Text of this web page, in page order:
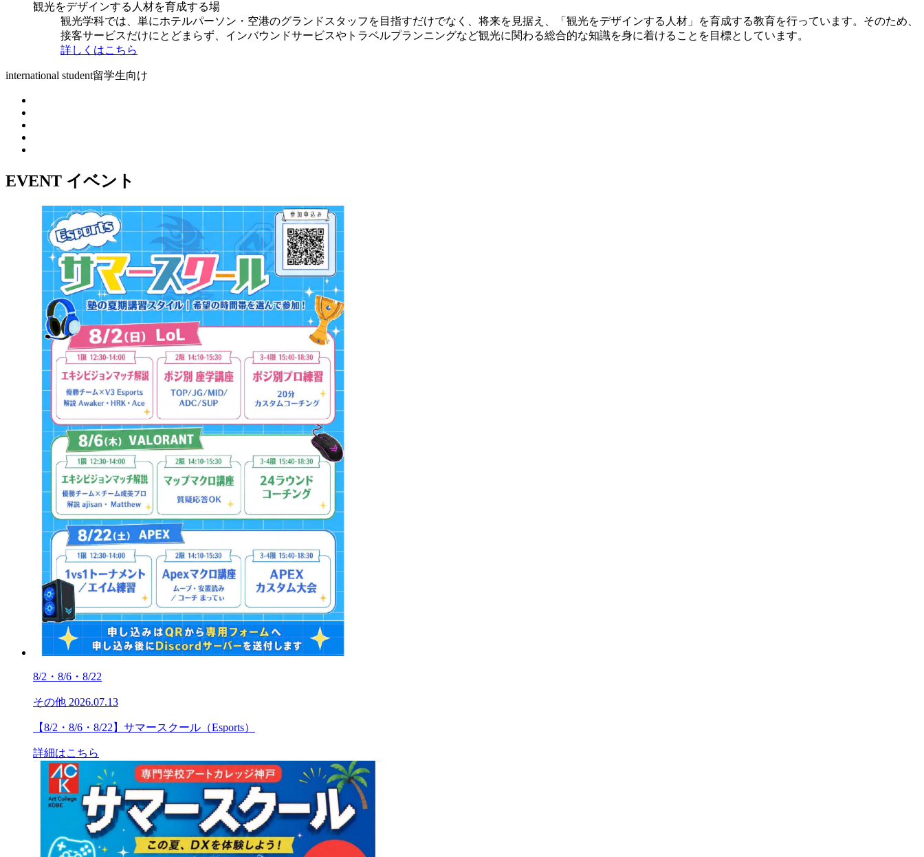
観光をデザインする人材を育成する場
観光学科では、単にホテルパーソン・空港のグランドスタッフを目指すだけでなく、将来を見据え、「観光をデザインする人材」を育成する教育を行っています。そのため、
接客サービスだけにとどまらず、インバウンドサービスやトラベルプランニングなど観光に関わる総合的な知識を身に着けることを目標としています。
詳しくはこちら
international student留学生向け
EVENT イベント
8/2・8/6・8/22
その他 2026.07.13
【8/2・8/6・8/22】サマースクール（Esports）
詳細はこちら